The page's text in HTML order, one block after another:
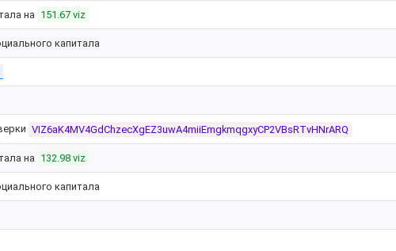
на 151.67 viz
капитала
VIZ6aK4MV4GdChzecXgEZ3uwA4miiEmgkmqgxyCP2VBsRTvHNrARQ
на 132.98 viz
капитала